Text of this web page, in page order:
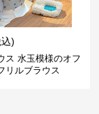
)
ス 水玉模様のオフ
リルブラウス